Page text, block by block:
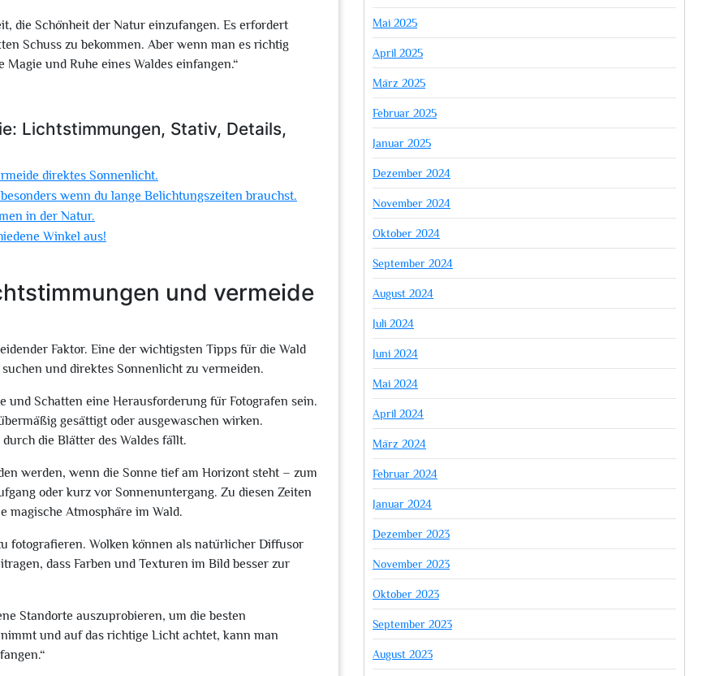
die Schönheit der Natur einzufangen. Es erfordert
Schuss zu bekommen. Aber wenn man es richtig
und Ruhe eines Waldes einfangen.“
Lichtstimmungen, Stativ, Details,
direktes Sonnenlicht.
wenn du lange Belichtungszeiten brauchst.
in der Natur.
Winkel aus!
und vermeide
Faktor. Eine der wichtigsten Tipps für die Wald
und direktes Sonnenlicht zu vermeiden.
Schatten eine Herausforderung für Fotografen sein.
gesättigt oder ausgewaschen wirken.
die Blätter des Waldes fällt.
werden, wenn die Sonne tief am Horizont steht – zum
oder kurz vor Sonnenuntergang. Zu diesen Zeiten
magische Atmosphäre im Wald.
fotografieren. Wolken können als natürlicher Diffusor
dass Farben und Texturen im Bild besser zur
Standorte auszuprobieren, um die besten
und auf das richtige Licht achtet, kann man
Mai 2025
April 2025
März 2025
Februar 2025
Januar 2025
Dezember 2024
November 2024
Oktober 2024
September 2024
August 2024
Juli 2024
Juni 2024
Mai 2024
April 2024
März 2024
Februar 2024
Januar 2024
Dezember 2023
November 2023
Oktober 2023
September 2023
August 2023